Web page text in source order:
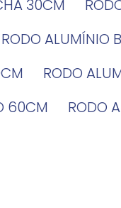
30CM
RODO ALUMÍNIO
RODO
60CM
RODO